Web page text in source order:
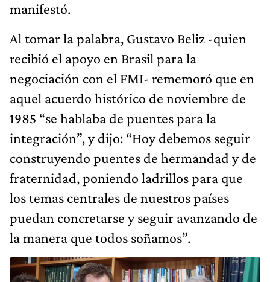
manifestó.
Al tomar la palabra, Gustavo Beliz -quien
recibió el apoyo en Brasil para la
negociación con el FMI- rememoró que en
aquel acuerdo histórico de noviembre de
1985 “se hablaba de puentes para la
integración”, y dijo: “Hoy debemos seguir
construyendo puentes de hermandad y de
fraternidad, poniendo ladrillos para que
los temas centrales de nuestros países
puedan concretarse y seguir avanzando de
la manera que todos soñamos”.